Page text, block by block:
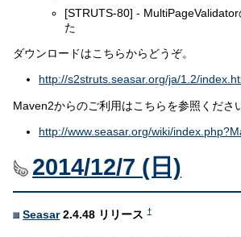
[STRUTS-80] -
た
ダウンロードはこちらからどうぞ。
http://s2struts.seasar.org/ja/1.2/
Maven2からのご利用はこちらを参照くださ
http://www.seasar.org/wiki/
2014/12/7 (日)
Seasar2.4.48 リリース †